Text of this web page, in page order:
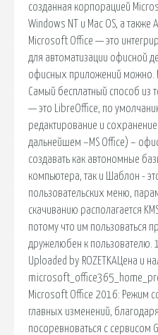
созданная корпорацией
Windows NT и Mac OS, а также
Microsoft Office — это
для автоматизации офисной
офисных приложений можно.
Самый бесплатный способ из
— это LibreOffice, по
редактирование и
дальнейшем –MS Office) –
создавать как автономные
компьютера, так и Шаблон -
пользовательских меню,
скачиванию располагается
потому что им пользоваться
дружелюбен к пользователю.
Uploaded by ROZETKAЦена и
Microsoft Office 2016: Режим
главных изменений,
посоревноваться с